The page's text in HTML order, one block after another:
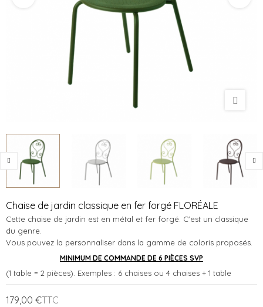
Chaise de jardin classique en fer forgé FLORÉALE
Cette chaise de jardin est en métal et fer forgé. C'est un classique
du genre.
Vous pouvez la personnaliser dans la gamme de coloris proposés.
MINIMUM DE COMMANDE DE 6 PIÈCES SVP
(1 table = 2 pièces). Exemples : 6 chaises ou 4 chaises + 1 table
179,00 €TTC